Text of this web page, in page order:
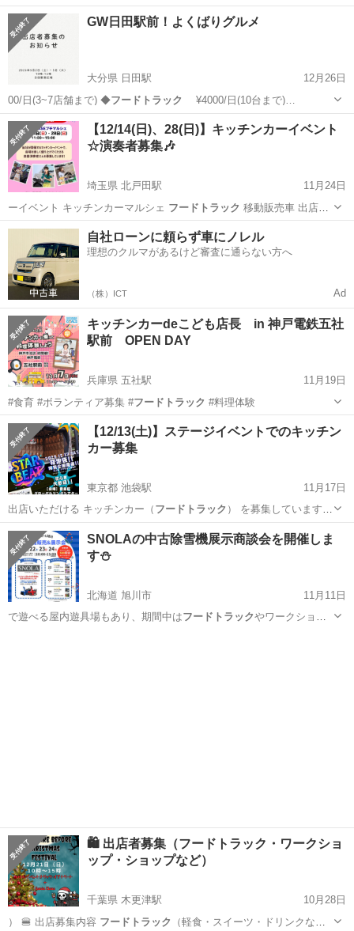
お近くの方は是非…
大阪 桃山台駅 地域/お祭り マルシェ
GW日田駅前！よくばりグルメ
大分県 日田駅
12月26日
00/日(3~7店舗まで) ◆フードトラック ¥4000/日(10台まで)…
大分 日田市 地域/お祭り
【12/14(日)、28(日)】キッチンカーイベント
☆演奏者募集🎶
埼玉県 北戸田駅
11月24日
ーイベント キッチンカーマルシェ フードトラック 移動販売車 出店募
集 出店者募集…
埼玉 戸田市 北戸田駅 地域/お祭り
自社ローンに頼らず車にノレル
理想のクルマがあるけど審査に通らない方へ
（株）ICT Ad
キッチンカーdeこども店長 in 神戸電鉄五社
駅前 OPEN DAY
兵庫県 五社駅
11月19日
#食育 #ボランティア募集 #フードトラック #料理体験
兵庫 神戸市 ワークショップ こども店長
【12/13(土)】ステージイベントでのキッチン
カー募集
東京都 池袋駅
11月17日
出店いただける キッチンカー（ フードトラック ） を募集しています。
⸻ …
東京 豊島区 地域/お祭り
SNOLAの中古除雪機展示商談会を開催しま
す⛄
北海道 旭川市
11月11日
で遊べる屋内遊具場もあり、期間中はフードトラックやワークショッ
🛍️ 出店者募集（フードトラック・ワークショ
ップ・ショップなど）
千葉県 木更津駅
10月28日
） 🍔 出店募集内容 フードトラック
（軽食・スイーツ・ドリンクな